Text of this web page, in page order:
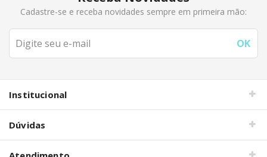
Cadastre-se e receba novidades sempre em primeira mão:
Institucional
Dúvidas